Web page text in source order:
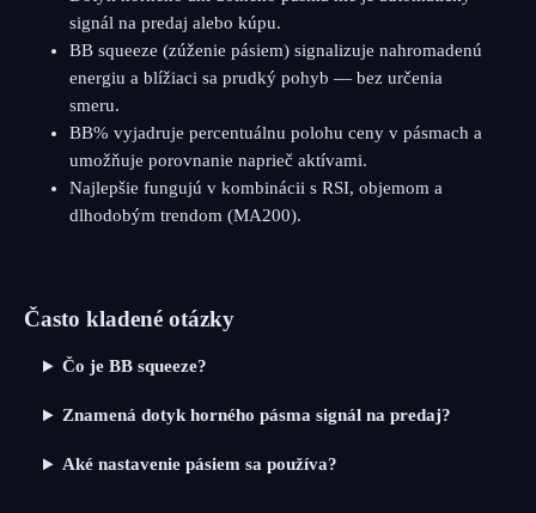
signál na predaj alebo kúpu.
BB squeeze (zúženie pásiem) signalizuje nahromadenú
energiu a blížiaci sa prudký pohyb — bez určenia
smeru.
BB% vyjadruje percentuálnu polohu ceny v pásmach a
umožňuje porovnanie naprieč aktívami.
Najlepšie fungujú v kombinácii s RSI, objemom a
dlhodobým trendom (MA200).
Často kladené otázky
Čo je BB squeeze?
Znamená dotyk horného pásma signál na predaj?
Aké nastavenie pásiem sa používa?